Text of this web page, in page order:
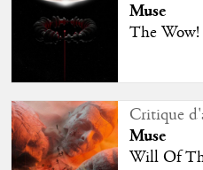
Muse
The Wow!
Critique
Muse
Will Of